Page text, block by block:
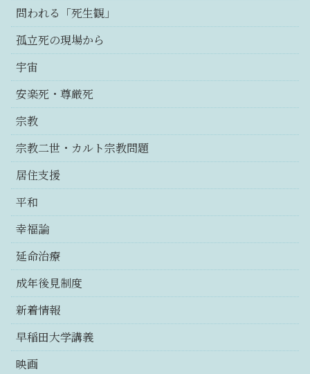
問われる「死生観」
孤立死の現場から
宇宙
安楽死・尊厳死
宗教
宗教二世・カルト宗教問題
居住支援
平和
幸福論
延命治療
成年後見制度
新着情報
早稲田大学講義
映画